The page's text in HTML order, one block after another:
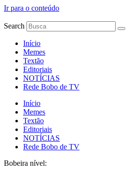
Ir para o conteúdo
Search
Início
Memes
Textão
Editoriais
NOTÍCIAS
Rede Bobo de TV
Início
Memes
Textão
Editoriais
NOTÍCIAS
Rede Bobo de TV
Bobeira nível: